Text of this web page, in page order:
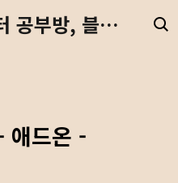
캐공방TV (캐릭터 공부방, 블렌더 강좌, 예수님, 디지털 노마드)
애드온 -